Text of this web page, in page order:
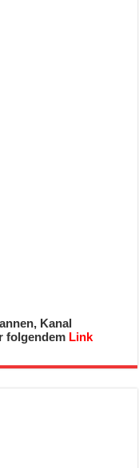
Kanal
folgendem Link